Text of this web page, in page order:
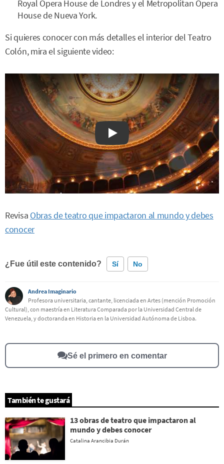
Royal Opera House de Londres y el Metropolitan Opera
House de Nueva York.
Si quieres conocer con más detalles el interior del Teatro
Colón, mira el siguiente video:
Watch on YouTube
Revisa Obras de teatro que impactaron al mundo y debes
conocer
¿Fue útil este contenido? Sí No
Este contenido contiene información incorrecta
Este contenido no tiene la información que busco
Andrea Imaginario
Profesora universitaria, cantante, licenciada en Artes (mención Promoción
Cultural), con maestría en Literatura Comparada por la Universidad Central de
Venezuela, y doctoranda en Historia en la Universidad Autónoma de Lisboa.
Sé el primero en comentar
También te gustará
13 obras de teatro que impactaron al
mundo y debes conocer
Catalina Arancibia Durán